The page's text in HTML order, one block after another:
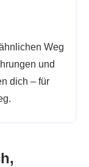
Weg
und
dich – für